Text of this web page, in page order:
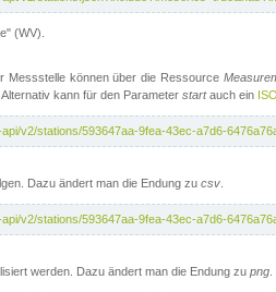
(WV).
Messstelle können über die Ressource
kann für den Parameter startauch ein
v2/stations/593647aa-9fea-43ec-a7d6-
Dazu ändert man die Endung zu csv
v2/stations/593647aa-9fea-43ec-a7d6-
werden. Dazu ändert man die Endung zu png